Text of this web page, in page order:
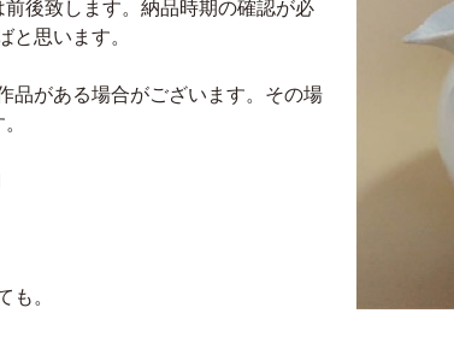
後致します。納品時期の確認が必
思います。
がある場合がございます。その場
。